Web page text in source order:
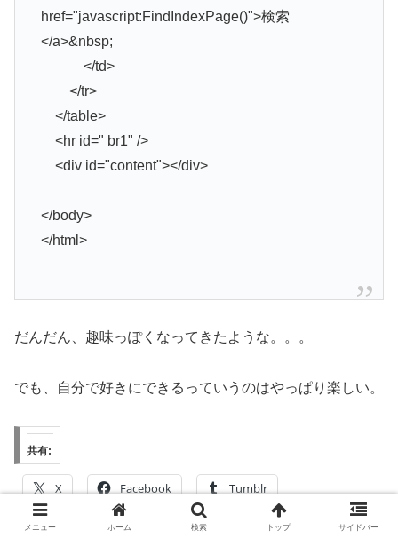
href="javascript:FindIndexPage()">検索
</a>&nbsp;
</td>
</tr>
</table>
<hr id=" br1" />
<div id="content"></div>
</body>
</html>
だんだん、趣味っぽくなってきたような。。。
でも、自分で好きにできるっていうのはやっぱり楽しい。
共有:
X Facebook Tumblr
メニュー ホーム 検索 トップ サイドバー